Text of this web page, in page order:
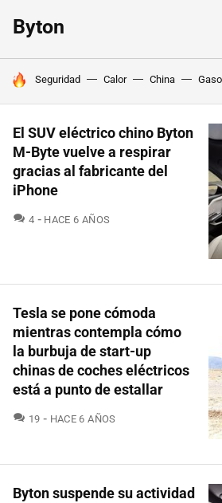
Byton
HOY SE HABLA DE
Seguridad Calor China
El SUV eléctrico chino Byton
M-Byte vuelve a respirar
gracias al fabricante del
iPhone
4 COMENTARIOS
HACE 6 AÑOS
Tesla se pone cómoda
mientras contempla cómo
la burbuja de start-up
chinas de coches eléctricos
está a punto de estallar
19 COMENTARIOS
HACE 6 AÑOS
Byton suspende su actividad